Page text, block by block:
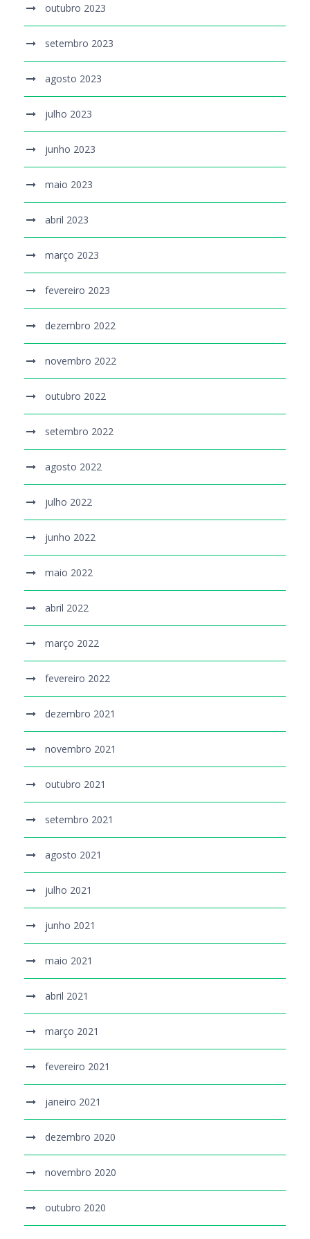
outubro 2023
setembro 2023
agosto 2023
julho 2023
junho 2023
maio 2023
abril 2023
março 2023
fevereiro 2023
dezembro 2022
novembro 2022
outubro 2022
setembro 2022
agosto 2022
julho 2022
junho 2022
maio 2022
abril 2022
março 2022
fevereiro 2022
dezembro 2021
novembro 2021
outubro 2021
setembro 2021
agosto 2021
julho 2021
junho 2021
maio 2021
abril 2021
março 2021
fevereiro 2021
janeiro 2021
dezembro 2020
novembro 2020
outubro 2020